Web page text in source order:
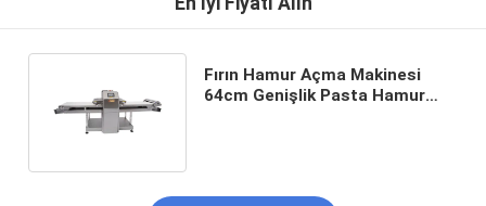
Fırın Hamur Açma Makinesi
64cm Genişlik Pasta Hamur